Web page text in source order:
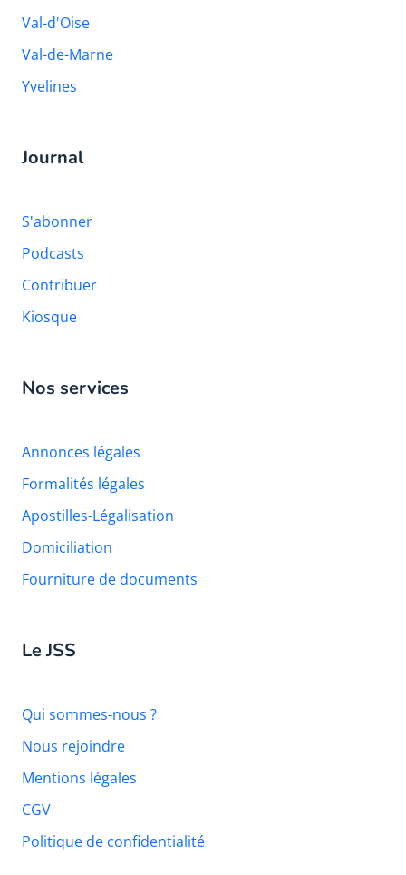
Val-d'Oise
Val-de-Marne
Yvelines
Journal
S'abonner
Podcasts
Contribuer
Kiosque
Nos services
Annonces légales
Formalités légales
Apostilles-Légalisation
Domiciliation
Fourniture de documents
Le JSS
Qui sommes-nous ?
Nous rejoindre
Mentions légales
CGV
Politique de confidentialité